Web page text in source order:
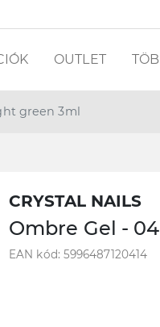
OUTLET
green 3ml
CRYSTAL NAILS
Ombre Gel -
EAN kód: 5996487120414